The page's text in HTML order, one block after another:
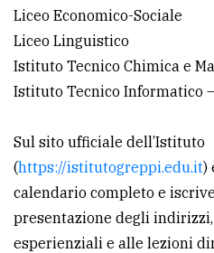
Cookie
Liceo Economico-Sociale
Liceo Linguistico
Istituto Tecnico Chimica e
Istituto Tecnico Informatico
Sul sito ufficiale dell’Istituto
(https://istitutogreppi.edu.it)
calendario completo e
presentazione degli
esperienziali e alle lezioni